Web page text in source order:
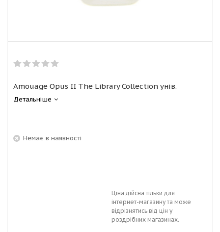
Amouage Opus II The Library Collection унів.
Детальніше
Немає в наявності
Ціна дійсна тільки для
інтернет-магазину та може
відрізнятись від цін у
роздрібних магазинах.